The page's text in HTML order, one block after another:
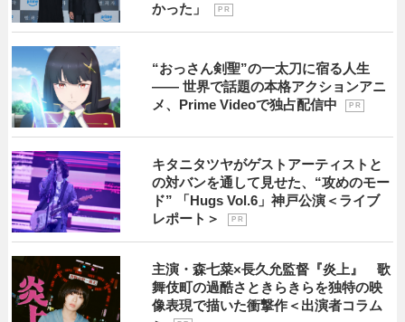
かった」
P R
“おっさん剣聖”の一太刀に宿る人生
―― 世界で話題の本格アクションアニ
メ、Prime Videoで独占配信中
P R
キタニタツヤがゲストアーティストと
の対バンを通して見せた、“攻めのモー
ド” 「Hugs Vol.6」神戸公演＜ライブ
レポート＞
P R
主演・森七菜×長久允監督『炎上』 歌
舞伎町の過酷さときらきらを独特の映
像表現で描いた衝撃作＜出演者コラム